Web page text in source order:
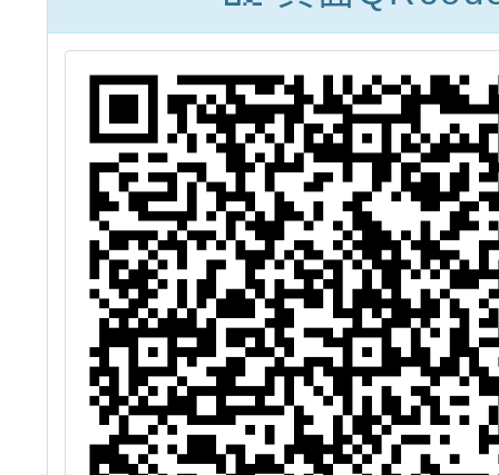
辦理美感體驗教
育計畫―南海
『劇』場-傳統
戲曲藝起來」教
師增能研習
─選送
教師
修及
畫
籍領
師海